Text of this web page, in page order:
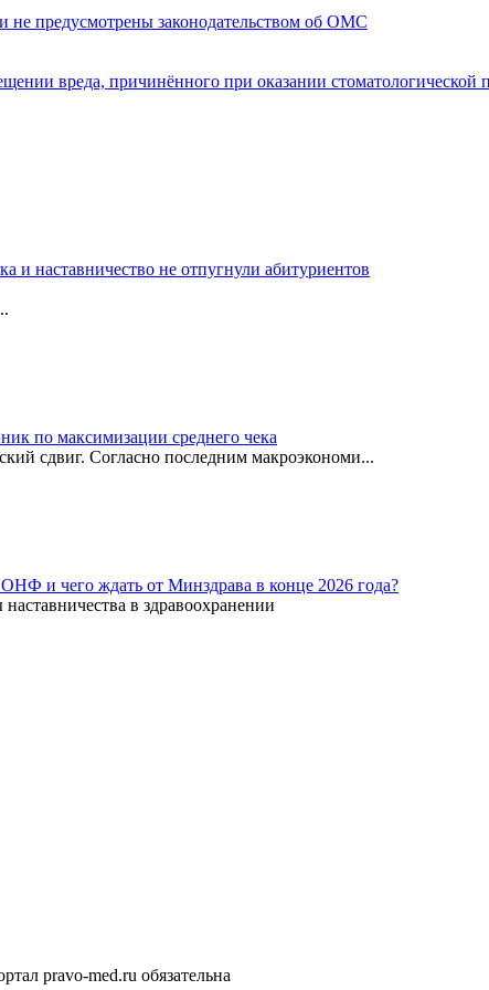
не предусмотрены законодательством об ОМС
вреда, причинённого при оказании стоматологической
и наставничество не отпугнули абитуриентов
по максимизации среднего чека
сдвиг. Согласно последним макроэкономи...
и чего ждать от Минздрава в конце 2026 года?
в здравоохранении
pravo-med.ru обязательна